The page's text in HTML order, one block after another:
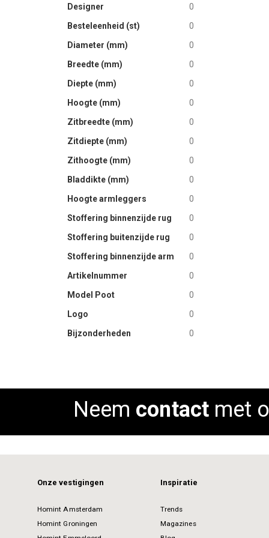
images
gallery
Designer
0
Besteleenheid (st)
0
Diameter (mm)
0
Breedte (mm)
0
Diepte (mm)
0
Hoogte (mm)
0
Zitbreedte (mm)
0
Zitdiepte (mm)
0
Zithoogte (mm)
0
Bladdikte (mm)
0
Hoogte armleggers
0
Stoffering binnenzijde rug
0
Stoffering buitenzijde rug
0
Stoffering binnenzijde arm
0
Artikelnummer
0
Model Poot
0
Logo
0
Bijzonderheden
0
Neem contactmet
Onze vestigingen
Homint Amsterdam
Homint Groningen
Inspiratie
Trends
Magazines